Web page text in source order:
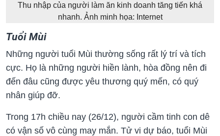
Thu nhập của người làm ăn kinh doanh tăng tiến khá
nhanh. Ảnh minh họa: Internet
Tuổi Mùi
Những người tuổi Mùi thường sống rất lý trí và tích
cực. Họ là những người hiền lành, hòa đồng nên đi
đến đâu cũng được yêu thương quý mến, có quý
nhân giúp đỡ.
Trong 17h chiều nay (26/12), người cầm tinh con dê
có vận số vô cùng may mắn. Tử vi dự báo, tuổi Mùi